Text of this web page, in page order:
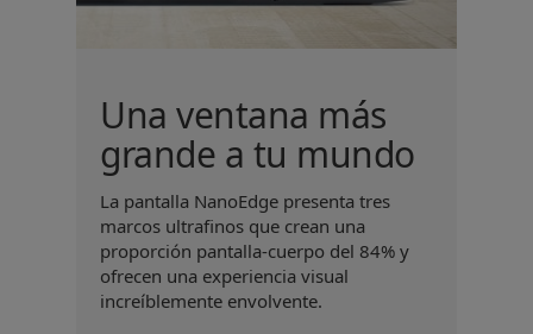
Una ventana más
grande a tu mundo
La pantalla NanoEdge presenta tres
marcos ultrafinos que crean una
proporción pantalla-cuerpo del 84% y
ofrecen una experiencia visual
increíblemente envolvente.